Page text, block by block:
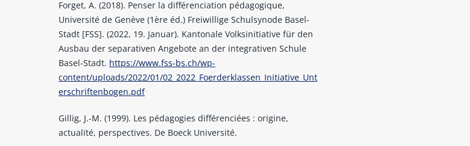
Forget, A. (2018). Penser la différenciation pédagogique,
Université de Genève (1ère éd.) Freiwillige Schulsynode Basel-
Stadt [FSS]. (2022, 19. Januar). Kantonale Volksinitiative für den
Ausbau der separativen Angebote an der integrativen Schule
Basel-Stadt. https://www.fss-bs.ch/wp-
content/uploads/2022/01/02_2022_Foerderklassen_Initiative_Unt
erschriftenbogen.pdf
Gillig, J.-M. (1999). Les pédagogies différenciées : origine,
actualité, perspectives. De Boeck Université.